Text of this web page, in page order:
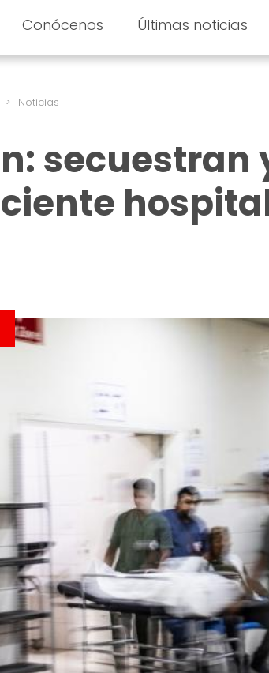
Conócenos Últimas noticias
> Noticias
secuestran